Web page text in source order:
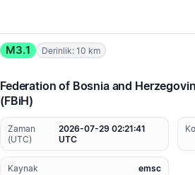
M3.1 Derinlik: 10 km
Federation of Bosnia and
(FBiH)
Zaman
(UTC)
2026-07-29 02:21:41
UTC
Kaynak emsc